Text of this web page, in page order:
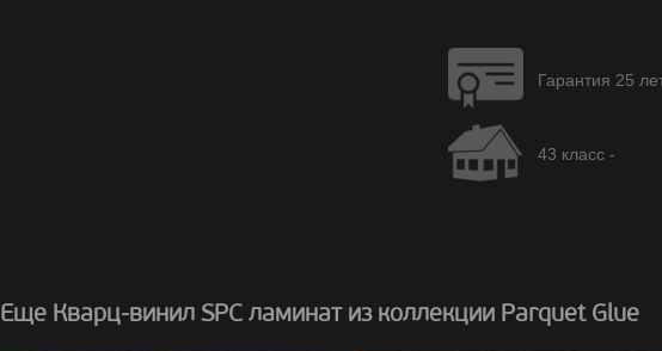
Гарантия 25
43 класс -
Еще Кварц-винил SPC ламинат из коллекции Parquet Glue